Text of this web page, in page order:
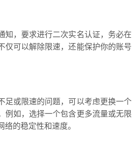
注册
知，要求进行二次实名认证，务必在
仅可以解除限速，还能保护你的账号
足或限速的问题，可以考虑更换一个
例如，选择一个包含更多流量或无限
的稳定性和速度。